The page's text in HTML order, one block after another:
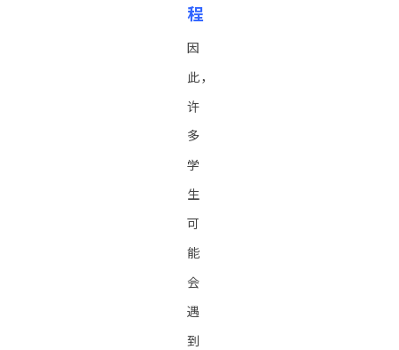
程
因
此，
许
多
学
生
可
能
会
遇
到